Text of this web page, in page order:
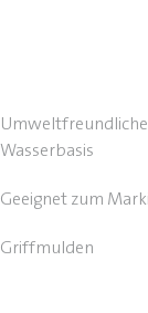
Wasserbasis
Geeignet zum
Griffmulden